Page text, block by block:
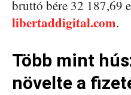
bruttó bére 32 187,69
libertaddigital.com.
Több mint
növelte a